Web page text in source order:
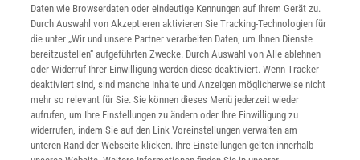
Daten wie Browserdaten oder eindeutige Kennungen auf Ihrem Gerät zu.
Durch Auswahl von Akzeptieren aktivieren Sie Tracking-Technologien für
die unter „Wir und unsere Partner verarbeiten Daten, um Ihnen Dienste
bereitzustellen“ aufgeführten Zwecke. Durch Auswahl von Alle ablehnen
oder Widerruf Ihrer Einwilligung werden diese deaktiviert. Wenn Tracker
deaktiviert sind, sind manche Inhalte und Anzeigen möglicherweise nicht
mehr so relevant für Sie. Sie können dieses Menü jederzeit wieder
aufrufen, um Ihre Einstellungen zu ändern oder Ihre Einwilligung zu
widerrufen, indem Sie auf den Link Voreinstellungen verwalten am
unteren Rand der Webseite klicken. Ihre Einstellungen gelten innerhalb